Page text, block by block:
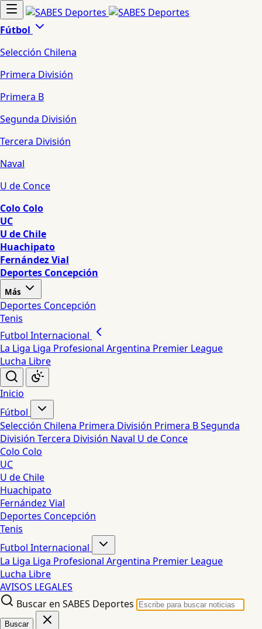
Fútbol
Selección Chilena
Primera División
Primera B
Segunda División
Tercera División
Naval
U de Conce
Colo Colo
UC
U de Chile
Huachipato
Fernández Vial
Deportes Concepción
Más
Deportes Concepción
Tenis
Futbol Internacional
La Liga Liga Profesional Argentina Premier League
Lucha Libre
Inicio
Fútbol
Selección Chilena Primera División Primera BSegunda
División Tercera División Naval U de Conce
Colo Colo
UC
U de Chile
Huachipato
Fernández Vial
Deportes Concepción
Tenis
Futbol Internacional
La Liga Liga Profesional Argentina Premier League
Lucha Libre
AVISOS LEGALES
Buscar en SABES Deportes
Buscar